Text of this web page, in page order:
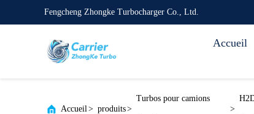
Fengcheng Zhongke Turbocharger Co., Ltd.
Accueil
Accueil> produits>
Turbos pour camions
>